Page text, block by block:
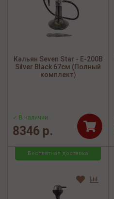
Кальян Seven Star - E-200B
Silver Black 67см (Полный
комплект)
✓ В наличии
8346 р.
Бесплатная доставка